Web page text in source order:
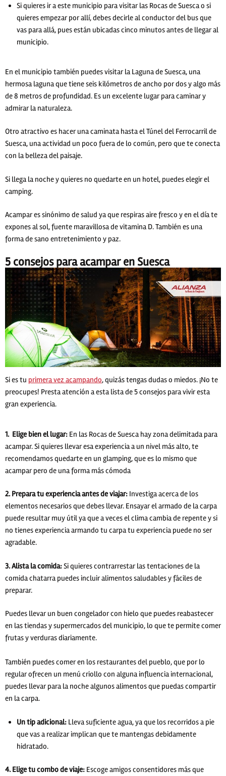
Si quieres ir a este municipio para visitar las Rocas de Suesca o si
quieres empezar por allí, debes decirle al conductor del bus que
vas para allá, pues están ubicadas cinco minutos antes de llegar al
municipio.
En el municipio también puedes visitar la Laguna de Suesca, una
hermosa laguna que tiene seis kilómetros de ancho por dos y algo más
de 8 metros de profundidad. Es un excelente lugar para caminar y
admirar la naturaleza.
Otro atractivo es hacer una caminata hasta el Túnel del Ferrocarril de
Suesca, una actividad un poco fuera de lo común, pero que te conecta
con la belleza del paisaje.
Si llega la noche y quieres no quedarte en un hotel, puedes elegir el
camping.
Acampar es sinónimo de salud ya que respiras aire fresco y en el día te
expones al sol, fuente maravillosa de vitamina D. También es una
forma de sano entretenimiento y paz.
5 consejos para acampar en Suesca
Si es tu primera vez acampando, quizás tengas dudas o miedos. ¡No te
preocupes! Presta atención a esta lista de 5 consejos para vivir esta
gran experiencia.
1. Elige bien el lugar: En las Rocas de Suesca hay zona delimitada para
acampar. Si quieres llevar esa experiencia a un nivel más alto, te
recomendamos quedarte en un glamping, que es lo mismo que
acampar pero de una forma más cómoda
2. Prepara tu experiencia antes de viajar: Investiga acerca de los
elementos necesarios que debes llevar. Ensayar el armado de la carpa
puede resultar muy útil ya que a veces el clima cambia de repente y si
no tienes experiencia armando tu carpa tu experiencia puede no ser
agradable.
3. Alista la comida:Si quieres contrarrestar las tentaciones de la
comida chatarra puedes incluir alimentos saludables y fáciles de
preparar.
Puedes llevar un buen congelador con hielo que puedes reabastecer
en las tiendas y supermercados del municipio, lo que te permite comer
frutas y verduras diariamente.
También puedes comer en los restaurantes del pueblo, que por lo
regular ofrecen un menú criollo con alguna influencia internacional,
puedes llevar para la noche algunos alimentos que puedas compartir
en la carpa.
Un tip adicional:Lleva suficiente agua, ya que los recorridos a pie
que vas a realizar implican que te mantengas debidamente
hidratado.
4. Elige tu combo de viaje: Escoge amigos consentidores más que